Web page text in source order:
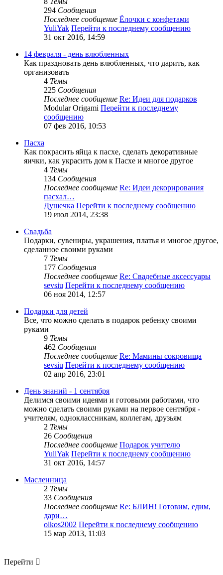
294 Сообщения
Последнее сообщение Ёлочки с конфетами
YuliYak Перейти к последнему сообщению
31 окт 2016, 14:59
14 февраля - день влюбленных
Как праздновать день влюбленных, что дарить, как
организовать
4 Темы
225 Сообщения
Последнее сообщение Re: Идеи для подарков
Modular Origami Перейти к последнему
сообщению
07 фев 2016, 10:53
Пасха
Как покрасить яйца к пасхе, сделать декоративные
яички, как украсить дом к Пасхе и многое другое
4 Темы
134 Сообщения
Последнее сообщение Re: Идеи декорирования
пасхал…
Душечка Перейти к последнему сообщению
19 июл 2014, 23:38
Свадьба
Подарки, сувениры, украшения, платья и многое другое,
сделанное своими руками
7 Темы
177 Сообщения
Последнее сообщение Re: Свадебные аксессуары
sevsiu Перейти к последнему сообщению
06 ноя 2014, 12:57
Подарки для детей
Все, что можно сделать в подарок ребенку своими
руками
9 Темы
462 Сообщения
Последнее сообщение Re: Мамины сокровища
sevsiu Перейти к последнему сообщению
02 апр 2016, 23:01
День знаний - 1 сентября
Делимся своими идеями и готовыми работами, что
можно сделать своими руками на первое сентября -
учителям, одноклассникам, коллегам, друзьям
2 Темы
26 Сообщения
Последнее сообщение Подарок учителю
YuliYak Перейти к последнему сообщению
31 окт 2016, 14:57
Масленница
2 Темы
33 Сообщения
Последнее сообщение Re: БЛИН! Готовим, едим,
дари…
olkos2002 Перейти к последнему сообщению
15 мар 2013, 11:03
Перейти